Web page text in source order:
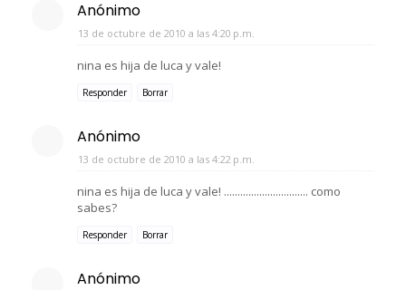
Anónimo
13 de octubre de 2010 a las 4:20 p.m.
nina es hija de luca y vale!
Responder Borrar
Anónimo
13 de octubre de 2010 a las 4:22 p.m.
nina es hija de luca y vale! ............................... como
sabes?
Responder Borrar
Anónimo